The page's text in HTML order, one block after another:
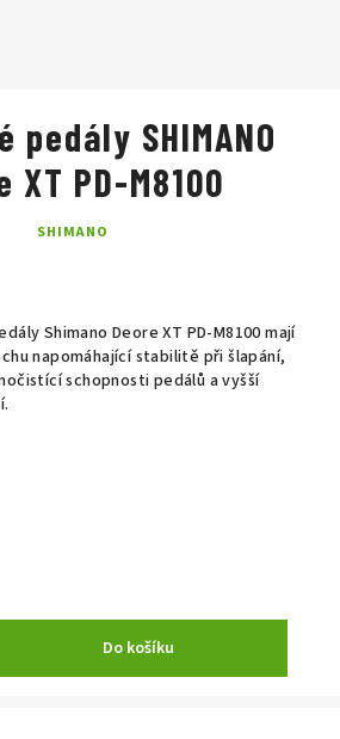
Shimano Deore XT PD-M8100 mají
napomáhající stabilitě při šlapání,
schopnosti pedálů a vyšší
Do košíku
pedály SHIMANO
XT PD-M8100
SHIMANO